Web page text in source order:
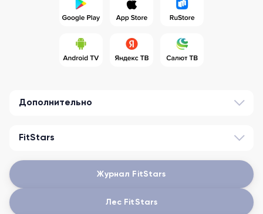
Дополнительно
FitStars
Журнал FitStars
Лес FitStars